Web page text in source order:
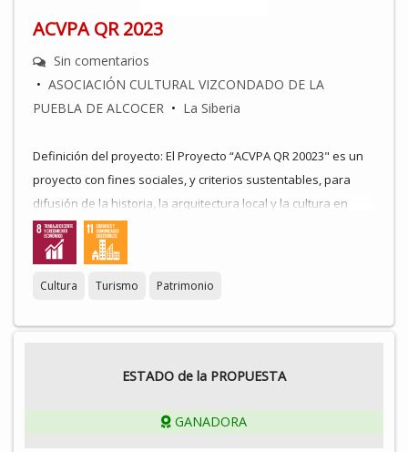
ACVPA QR 2023
Sin comentarios
• ASOCIACIÓN CULTURAL VIZCONDADO DE LA
PUEBLA DE ALCOCER • La Siberia
Definición del proyecto: El Proyecto “ACVPA QR 20023" es un
proyecto con fines sociales, y criterios sustentables, para
difusión de la historia, la arquitectura local y la cultura en
general a través de medios digitales, instalando, en puntos
señalizados, códigos de respuesta rápida (Quick Response
: Puede ser escaneado por cualquier dispositivo
información escrita, de audio, y video sobre el bien cultural
Cultura Turismo Patrimonio
ESTADO de la PROPUESTA
GANADORA